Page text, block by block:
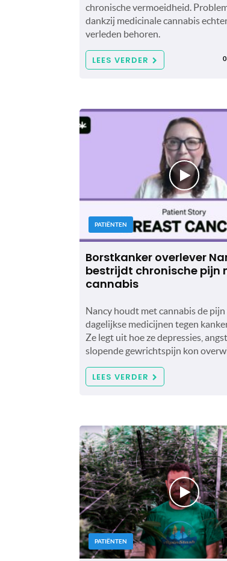
chronische vermoeidheid.
dankzij medicinale cannabis
verleden behoren.
LEES VERDER
PATIËNTEN
Borstkanker overlever
bestrijdt chronische pijn
cannabis
Nancy houdt met cannabis de pijn
dagelijkse medicijnen tegen
Ze legt uit hoe ze depressies,
slopende gewrichtspijn kon
LEES VERDER
PATIËNTEN